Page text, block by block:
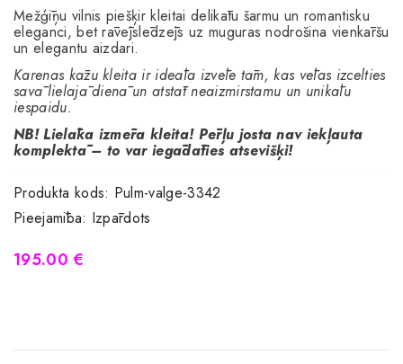
Mežģīņu vilnis piešķir kleitai delikātu šarmu un romantisku
eleganci, bet rāvējslēdzējs uz muguras nodrošina vienkāršu
un elegantu aizdari.
Karenas kāzu kleita ir ideāla izvēle tām, kas vēlas izcelties
savā lielajā dienā un atstāt neaizmirstamu un unikālu
iespaidu.
NB! Lielāka izmēra kleita! Pērļu josta nav iekļauta
komplektā – to var iegādāties atsevišķi!
Produkta kods: Pulm-valge-3342
Pieejamība: Izpārdots
195.00 €